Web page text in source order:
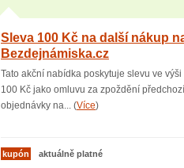
Sleva 100 Kč na další nákup
Bezdejnámiska.cz
Tato akční nabídka poskytuje slevu ve výši
100 Kč jako omluvu za zpoždění předchozí
objednávky na... (Více)
kupón aktuálně platné